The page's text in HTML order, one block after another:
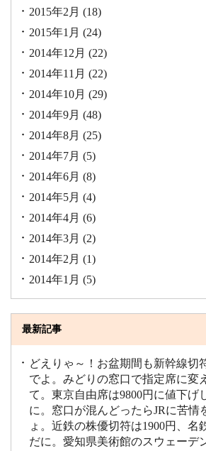
2015年2月 (18)
2015年1月 (24)
2014年12月 (22)
2014年11月 (22)
2014年10月 (29)
2014年9月 (48)
2014年8月 (25)
2014年7月 (5)
2014年6月 (8)
2014年5月 (4)
2014年4月 (6)
2014年3月 (2)
2014年2月 (1)
2014年1月 (5)
最新記事
どえりゃ～！お盆期間も新幹線切
でよ。みどりの窓口で指定席に変
て。東京自由席は9800円に値下げ
に。窓口が混んどったらJRに苦情
ょ。近鉄の株優切符は1900円、名
だに。愛知県美術館のスウェーデ